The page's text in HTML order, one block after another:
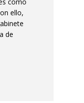
ello,
de